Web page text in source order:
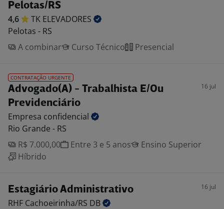
Pelotas/RS
4,6 TK ELEVADORES
Pelotas - RS
A combinar
Curso Técnico Presencial
CONTRATAÇÃO URGENTE
Advogado(A) - Trabalhista E/Ou
Previdenciário
16 jul
Empresa confidencial
Rio Grande - RS
R$ 7.000,00
Entre 3 e 5 anos
Ensino Superior
Híbrido
Estagiário Administrativo 16 jul
RHF Cachoeirinha/RS DB